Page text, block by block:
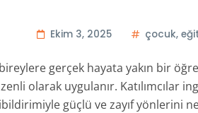
Ekim 3, 2025 çocuk,
gerçek hayata yakın bir
olarak uygulanır. Katılımcılar
güçlü ve zayıf yönlerini